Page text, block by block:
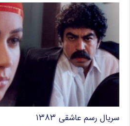
سریال رسم عاشقی ۱۳۸۳